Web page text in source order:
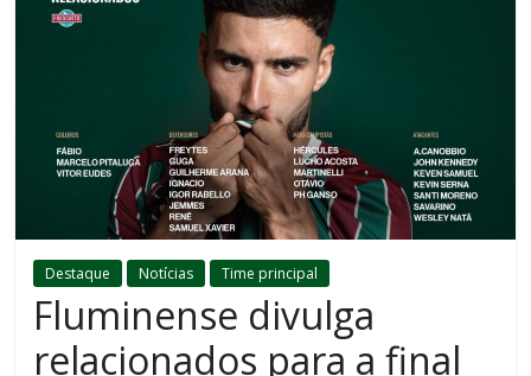
Destaque Notícias Time principal
Fluminense divulga
relacionados para a final